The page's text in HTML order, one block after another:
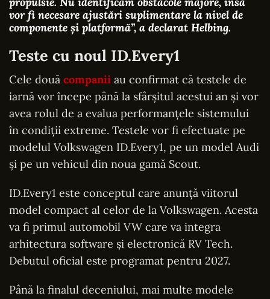
vor fi necesare ajustări suplimentare la nivel de
componente și platformă”, a declarat Helbing.
Teste cu noul ID.Every1
Cele două companii au confirmat că testele de
iarnă vor începe până la sfârșitul acestui an și vor
avea rolul de a evalua performanțele sistemului
în condiții extreme. Testele vor fi efectuate pe
modelul Volkswagen ID.Every1, pe un model Audi
și pe un vehicul din noua gamă Scout.
ID.Every1 este conceptul care anunță viitorul
model compact al celor de la Volkswagen. Acesta
va fi primul automobil VW care va integra
arhitectura software și electronică RV Tech.
Debutul oficial este programat pentru 2027.
Până la finalul deceniului, mai multe modele